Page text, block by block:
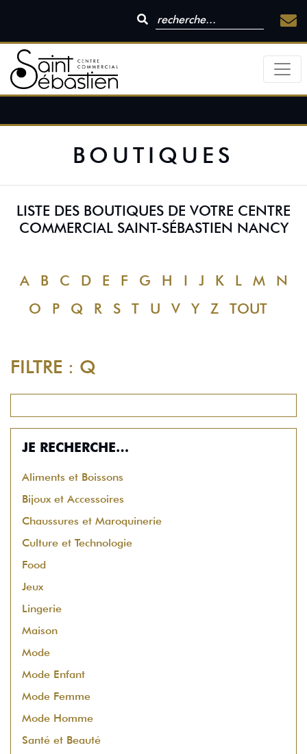
BOUTIQUES
LISTE DES BOUTIQUES DE VOTRE CENTRE
COMMERCIAL SAINT-SÉBASTIEN NANCY
A B C D E F G H I J K L M
N
O
P Q R S T U V Y Z TOUT
FILTRE : Q
JE RECHERCHE…
Aliments et Boissons
Bijoux et Accessoires
Chaussures et Maroquinerie
Culture et Technologie
Food
Jeux
Lingerie
Maison
Mode
Mode Enfant
Mode Femme
Mode Homme
Santé et Beauté